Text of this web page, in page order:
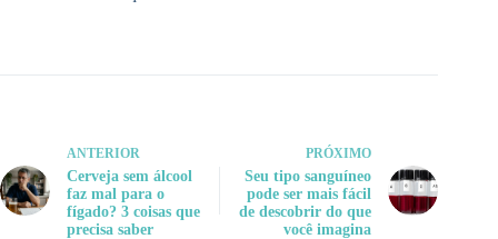
ANTERIOR
Cerveja sem álcool
faz mal para o
fígado? 3 coisas que
precisa saber
PRÓXIMO
Seu tipo sanguíneo
pode ser mais fácil
de descobrir do que
você imagina